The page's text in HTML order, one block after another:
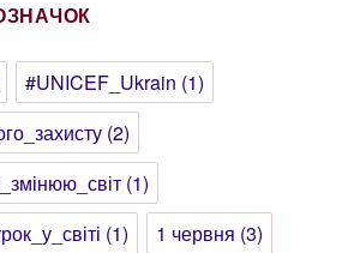
#UNICEF_Ukrain (1)
(2)
(1)
(1) 1 червня (3)